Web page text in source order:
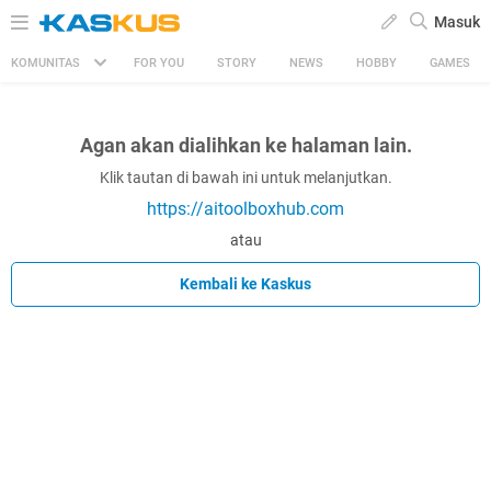
Masuk
KOMUNITAS FOR YOU STORY NEWS HOBBY GAMES
Agan akan dialihkan ke halaman lain.
Klik tautan di bawah ini untuk melanjutkan.
https://aitoolboxhub.com
atau
Kembali ke Kaskus